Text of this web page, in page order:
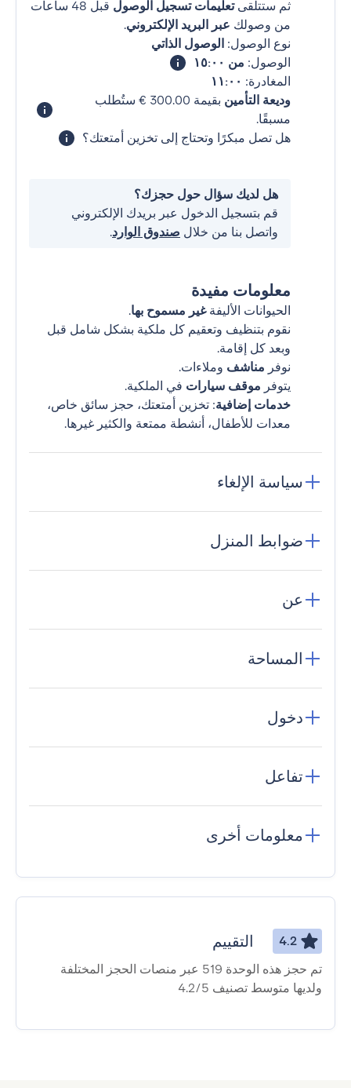
ثم ستتلقىتعليمات تسجيل الوصول
قبل 48 ساعات
من وصولك عبر البريد الإلكتروني.
نوع الوصول: الوصول الذاتي
الوصول: من ١٥:٠٠
المغادرة: ١١:٠٠
وديعة التأمين
بقيمة ‏300.00 € ستُطلب
مسبقًا.
هل تصل مبكرًا وتحتاج إلى تخزين أمتعتك؟
هل لديك سؤال حول حجزك؟
قم بتسجيل الدخول عبر بريدك الإلكتروني
واتصل بنا من خلال صندوق الوارد.
معلومات مفيدة
الحيوانات الأليفةغير مسموح بها.
نقوم بتنظيف وتعقيم كل ملكية بشكل شامل قبل
وبعد كل إقامة.
نوفر مناشف وملاءات.
يتوفر موقف سيارات في الملكية.
خدمات إضافية: تخزين أمتعتك، حجز سائق خاص،
معدات للأطفال، أنشطة ممتعة والكثير غيرها.
سياسة الإلغاء
ضوابط المنزل
عن
المساحة
دخول
تفاعل
معلومات أخرى
4.2 التقييم
تم حجز هذه الوحدة 519 عبر منصات الحجز المختلفة
ولديها متوسط ​​تصنيف 4.2/5